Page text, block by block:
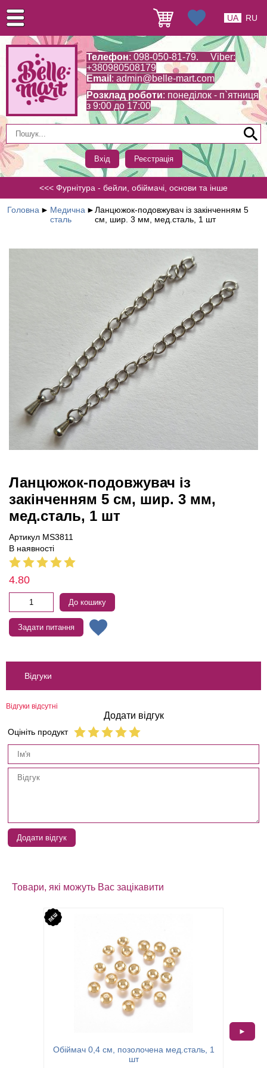
Телефон: 098-050-81-79. Viber:
+380980508179
Email : admin@belle-mart.com
Розклад роботи: понеділок - п`ятниця
з 9:00 до 17:00
Вхід Реєстрація
UA RU
<<< Фурнітура - бейли, обіймачі, основи та інше
Головна ► Медична
сталь
►Ланцюжок-подовжувач із закінченням 5
см, шир. 3 мм, мед.сталь, 1 шт
Ланцюжок-подовжувач із
закінченням 5 см, шир. 3 мм,
мед.сталь, 1 шт
Артикул MS3811
В наявності
4.80
До кошику
Задати питання
Відгуки
Відгуки відсутні
Додати відгук
Оцініть продукт
Додати відгук
Товари, які можуть Вас зацікавити
Обіймач 0,4 см, позолочена мед.сталь, 1
шт
►